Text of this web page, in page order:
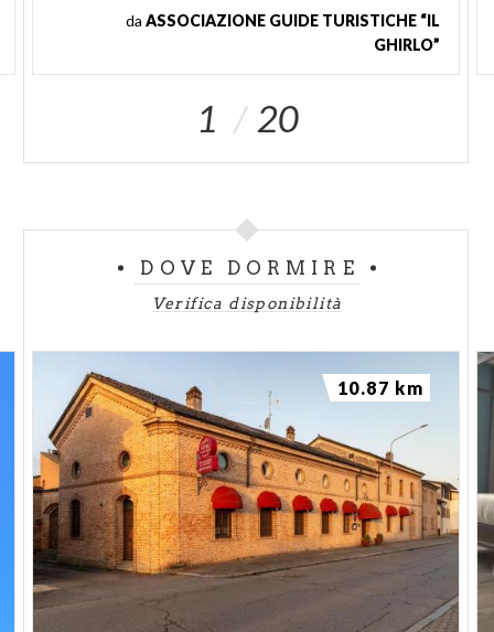
da ASSOCIAZIONE GUIDE TURISTICHE “IL
GHIRLO”
1 20
DOVE DORMIRE
Verifica disponibilità
10.87 km